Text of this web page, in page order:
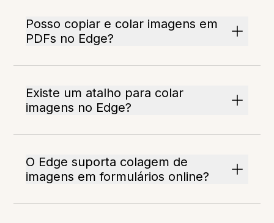
Posso copiar e colar imagens em
PDFs no Edge?
Existe um atalho para colar
imagens no Edge?
O Edge suporta colagem de
imagens em formulários online?